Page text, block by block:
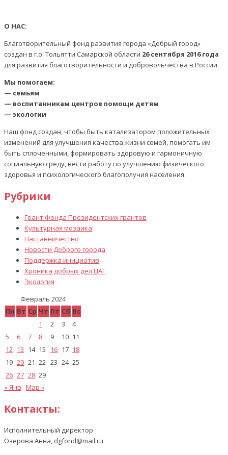
О НАС:
Благотворительный фонд развития города «Добрый город»
создан в г.о. Тольятти Самарской области 26 сентября 2016 года
для развития благотворительности и добровольчества в России.
Мы помогаем:
— семьям
— воспитанникам центров помощи детям
— экологии
Наш фонд создан, чтобы быть катализатором положительных
изменений для улучшения качества жизни семей, помогать им
быть сплоченными, формировать здоровую и гармоничную
социальную среду, вести работу по улучшению физического
здоровья и психологического благополучия населения.
Рубрики
Грант Фонда Президентских грантов
Культурная мозаика
Наставничество
Новости Доброго города
Поддержка инициатив
Хроника добрых дел ЦАГ
Экология
Февраль 2024
Пн Вт Ср Чт Пт Сб Вс
1
2 3
4
5
6 7 8 9 10 11
12 13 14 15 16 17 18
19 20 21 22 23 24 25
26 27 28 29
« Янв Мар »
Контакты:
Исполнительный директор
Озерова Анна, dgfond@mail.ru